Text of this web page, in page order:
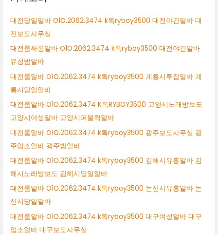
대전당일알바 O1O.2062.3474 k톡ryboy3500 대전야간알바 대
전보도사무실
대전룸싸롱알바 O1O.2062.3474 k톡ryboy3500 대전야간알바
유성밤알바
대전룸알바 O1O.2062.3474 k톡ryboy3500 계룡시투잡알바 계
룡시당일알바
대전룸알바 O1O.2062.3474 K톡RYBOY3500 고양시노래방보도
고양시여성알바 고양시퍼블릭알바
대전룸알바 O1O.2062.3474 k톡ryboy3500 광주보도사무실 광
주업소알바 광주밤알바
대전룸알바 O1O.2062.3474 k톡ryboy3500 김해시유흥알바 김
해시노래방보도 김해시당일알바
대전룸알바 O1O.2062.3474 k톡ryboy3500 논산시유흥알바 논
산시당일알바
대전룸알바 O1O.2062.3474 k톡ryboy3500 대구여성알바 대구
업소알바 대구보도사무실